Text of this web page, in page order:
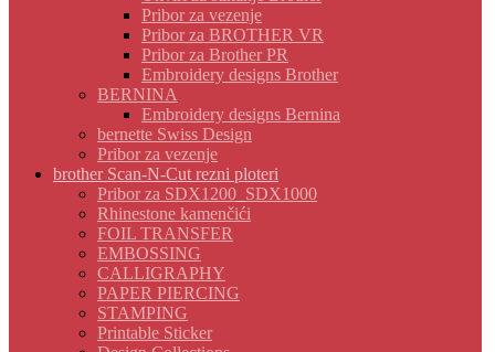
Pribor za vezenje
Pribor za BROTHER VR
Pribor za Brother PR
Embroidery designs Brother
BERNINA
Embroidery designs Bernina
bernette Swiss Design
Pribor za vezenje
brother Scan-N-Cut rezni ploteri
Pribor za SDX1200_SDX1000
Rhinestone kamenčići
FOIL TRANSFER
EMBOSSING
CALLIGRAPHY
PAPER PIERCING
STAMPING
Printable Sticker